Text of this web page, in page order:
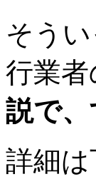
そう
行業
説で
詳細